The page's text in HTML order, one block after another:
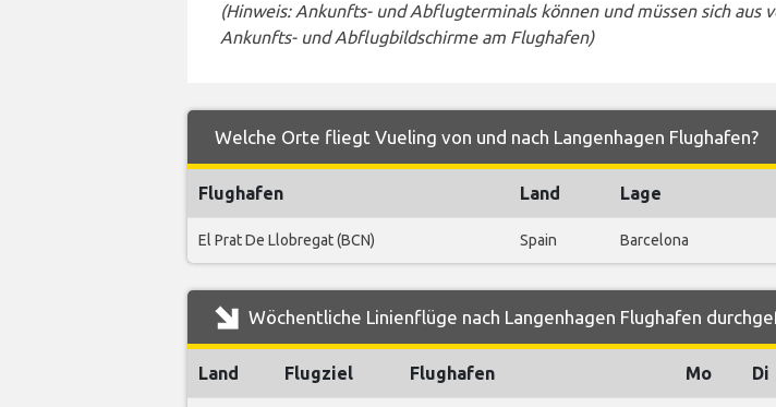
(Hinweis: Ankunfts- und Abflugterminals können und müssen sich
Ankunfts- und Abflugbildschirme am Flughafen)
Welche Orte fliegt Vueling von und nach Langenhagen Flughafen?
Flughafen Land Lage
El Prat De Llobregat (BCN) Spain Barcelona
Wöchentliche Linienflüge nach Langenhagen Flughafen
Land Flugziel Flughafen Mo Di